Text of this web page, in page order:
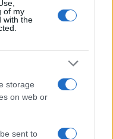
of my
with the
storage
on web or
sent to